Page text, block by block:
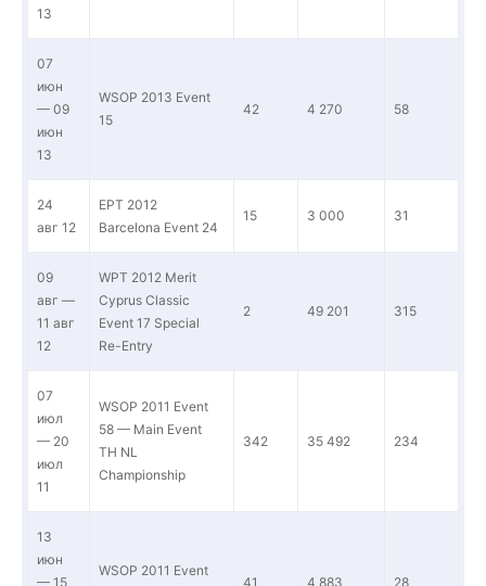
13
07
июн
— 09
июн
13
WSOP 2013 Event
15
42 4 270 58
24
авг 12
EPT 2012
Barcelona Event 24
15 3 000 31
09
авг —
11 авг
12
WPT 2012 Merit
Cyprus Classic
Event 17 Special
Re-Entry
2 49 201 315
07
июл
— 20
июл
11
WSOP 2011 Event
58 — Main Event
TH NL
Championship
342 35 492 234
13
июн
— 15
WSOP 2011 Event
41 4 883 28